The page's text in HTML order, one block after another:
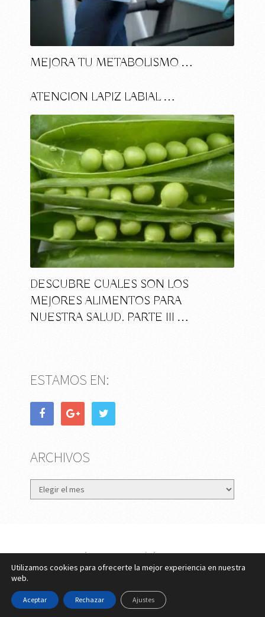
MEJORA TU METABOLISMO …
ATENCION LAPIZ LABIAL …
DESCUBRE CUALES SON LOS
MEJORES ALIMENTOS PARA
NUESTRA SALUD. PARTE III …
ESTAMOS EN:
ARCHIVOS
Archivos
eMujer.comCopyright © 2026.
Contactar||Datos Legales y PrivacidadyPolítica de
Cookies
Utilizamos cookies para ofrecerte la mejor experiencia en nuestra
web.
Aceptar Rechazar Ajustes